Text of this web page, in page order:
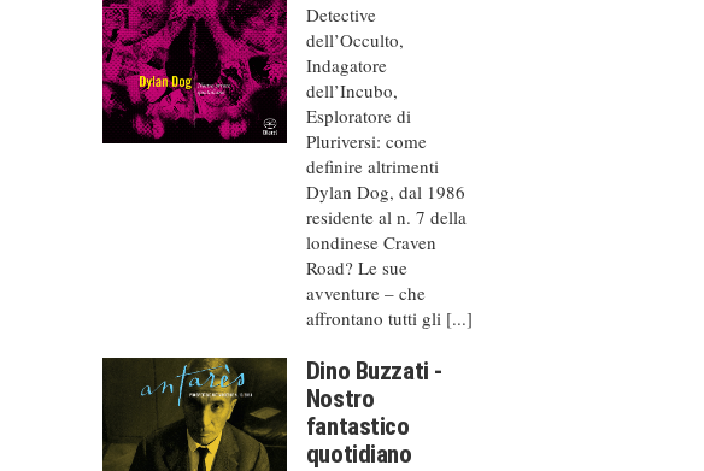
Detective
dell’Occulto,
Indagatore
dell’Incubo,
Esploratore di
Pluriversi: come
definire altrimenti
Dylan Dog, dal 1986
residente al n. 7 della
londinese Craven
Road? Le sue
avventure – che
affrontano tutti gli [...]
Dino Buzzati -
Nostro
fantastico
quotidiano